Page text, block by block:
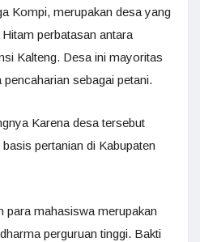
Kompi, merupakan desa yang
perbatasan antara
Kalteng. Desa ini mayoritas
sebagai petani.
Karena desa tersebut
pertanian di Kabupaten
para mahasiswa merupakan
perguruan tinggi. Bakti